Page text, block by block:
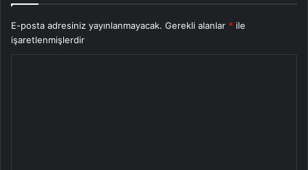
E-posta adresiniz yayınlanmayacak. Gerekli alanlar * ile
işaretlenmişlerdir